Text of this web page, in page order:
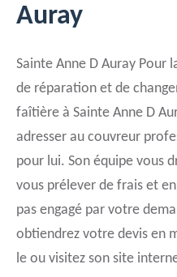
Auray
Sainte Anne D Auray Pour
de réparation et de
faîtière à Sainte Anne D
adresser au couvreur
pour lui. Son équipe vous
vous prélever de frais et
pas engagé par votre
obtiendrez votre devis en
le ou visitez son site